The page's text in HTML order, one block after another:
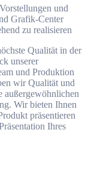
und
Grafik-Center
zu realisieren
Qualität in der
unserer
und Produktion
wir Qualität und
außergewöhnlichen
Wir bieten Ihnen
präsentieren
Ihres